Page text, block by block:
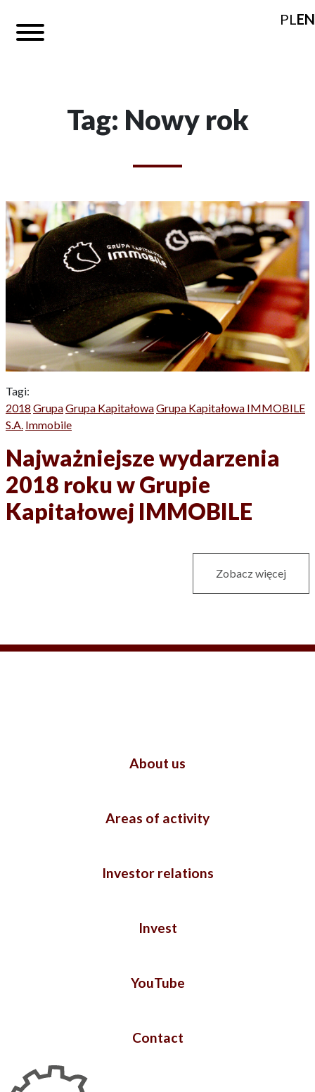
PLEN
Tag: Nowy rok
Tagi:
2018 GrupaGrupa KapitałowaGrupa Kapitałowa IMMOBILE
S.A. Immobile
Najważniejsze wydarzenia
2018 roku w Grupie
Kapitałowej IMMOBILE
Zobacz więcej
About us
Areas of activity
Investor relations
Invest
YouTube
Contact